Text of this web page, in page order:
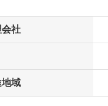
社
地域